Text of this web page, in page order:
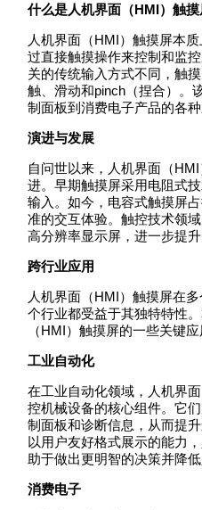
什么是人机界面（HMI）触摸
人机界面（HMI）触摸屏本
过直接触摸操作来控制和监
关的传统输入方式不同，触
触、滑动和pinch（捏合）。
制面板到消费电子产品的各种
演进与发展
自问世以来，人机界面（
进。早期触摸屏采用电阻式
输入。如今，电容式触摸屏
准的交互体验。触控技术领
高分辨率显示屏，进一步提升
跨行业应用
人机界面（HMI）触摸屏在
个行业都受益于其独特特性
（HMI）触摸屏的一些关键应
工业自动化
在工业自动化领域，人机界
控机械设备的核心组件。它
制面板和诊断信息，从而提
以用户友好格式展示的能力
助于做出更明智的决策并降低
消费电子